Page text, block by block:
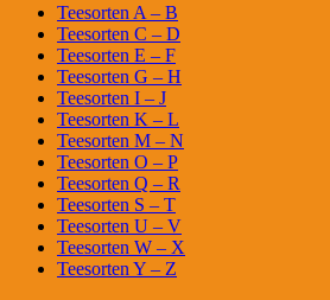
Teesorten A – B
Teesorten C – D
Teesorten E – F
Teesorten G – H
Teesorten I – J
Teesorten K – L
Teesorten M – N
Teesorten O – P
Teesorten Q – R
Teesorten S – T
Teesorten U – V
Teesorten W – X
Teesorten Y – Z